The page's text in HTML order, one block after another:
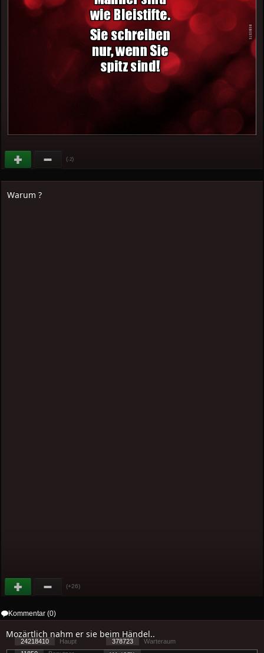
(-2)
Warum ?
(+26)
Kommentar (0)
Mozärtlich nahm er sie beim Händel..
24218410 Haupt 378723
Warteraum